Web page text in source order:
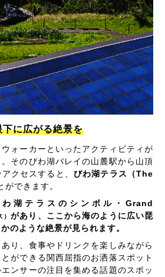
に広がる絶景を
ォーカーといったアクティビティが
そのびわ湖バレイの山麓駅から山頂
クセスすると、 びわ湖テラス（The
ができます。
わ湖テラスのシンボル・Grand
）があり、ここから海のように広い琵
のような絶景が見られます。
り、食事やドリンクを楽しみながら
ができる関西屈指のお洒落スポット
ンサーの注目を集める話題のスポッ